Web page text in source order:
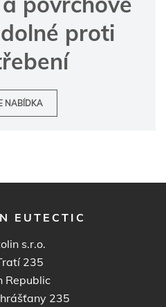
proti
NABÍDKA
EUTECTIC
s.r.o.
235
Republic
235